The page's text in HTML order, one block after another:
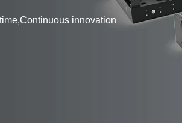
innovation